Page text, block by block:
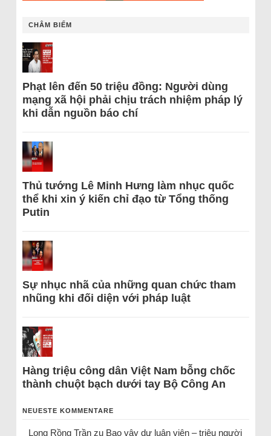
CHÂM BIẾM
Phạt lên đến 50 triệu đồng: Người dùng
mạng xã hội phải chịu trách nhiệm pháp lý
khi dẫn nguồn báo chí
Thủ tướng Lê Minh Hưng làm nhục quốc
thể khi xin ý kiến chỉ đạo từ Tổng thống
Putin
Sự nhục nhã của những quan chức tham
nhũng khi đối diện với pháp luật
Hàng triệu công dân Việt Nam bỗng chốc
thành chuột bạch dưới tay Bộ Công An
NEUESTE KOMMENTARE
Long Rồng Trầnzu Bao vây dư luận viên – triệu người